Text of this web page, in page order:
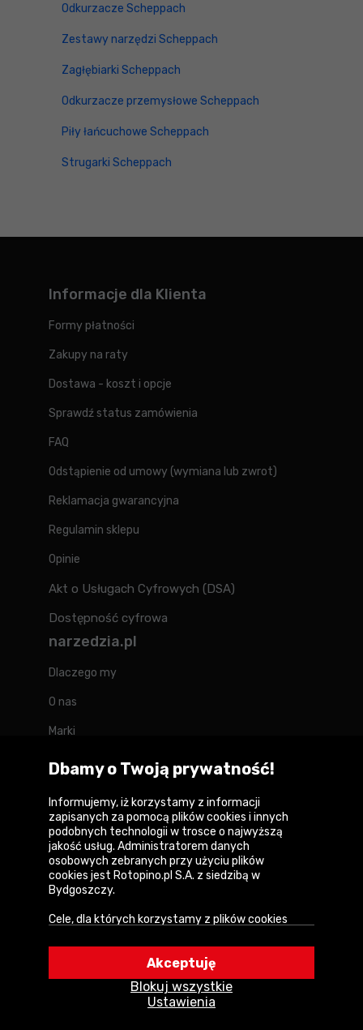
Odkurzacze Scheppach
Zestawy narzędzi Scheppach
Zagłębiarki Scheppach
Odkurzacze przemysłowe Scheppach
Piły łańcuchowe Scheppach
Strugarki Scheppach
Informacje dla Klienta
Formy płatności
Zakupy na raty
Dostawa - koszt i opcje
Sprawdź status zamówienia
FAQ
Odstąpienie od umowy (wymiana lub zwrot)
Reklamacja gwarancyjna
Regulamin sklepu
Opinie
Akt o Usługach Cyfrowych (DSA)
Dostępność cyfrowa
narzedzia.pl
Dlaczego my
O nas
Marki
Kontakt
Forum
Copyright © 2026
Polityka prywatności i zasady korzystania z
Informacja o plikach cookies
Dbamy o Twoją prywatność!
Informujemy, iż korzystamy z informacji
zapisanych za pomocą plików cookies i innych
podobnych technologii w trosce o najwyższą
jakość usług. Administratorem danych
osobowych zebranych przy użyciu plików
cookies jest Rotopino.pl S.A. z siedzibą w
Bydgoszczy.
Cele, dla których korzystamy z plików cookies
• Uwierzytelnienie użytkowników w serwisie,
• Optymalizowanie wydajności i szybkości
działania serwisu i usług,Ustawienia
Blokuj wszystkie
Akceptuję